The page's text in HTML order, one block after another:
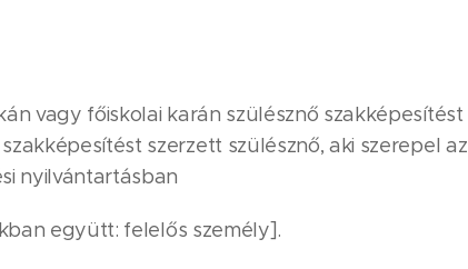
vagy főiskolai karán szülésznő szakképesítést
szerzett szülésznő, aki szerepel az
nyilvántartásban
együtt: felelős személy].